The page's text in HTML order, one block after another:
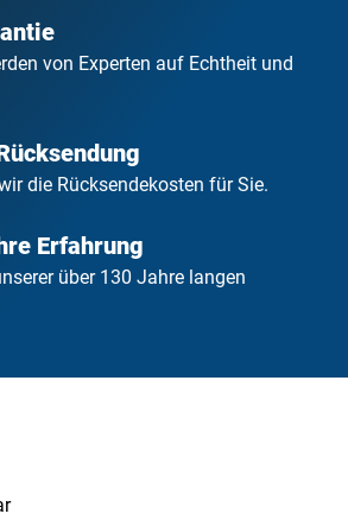
von Experten auf Echtheit und
die Rücksendekosten für Sie.
Erfahrung
über 130 Jahre langen